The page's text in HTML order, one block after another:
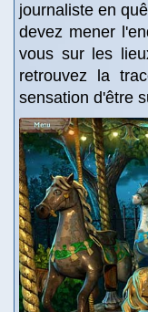
journaliste en
devez mener
vous sur les
retrouvez la
sensation d'être